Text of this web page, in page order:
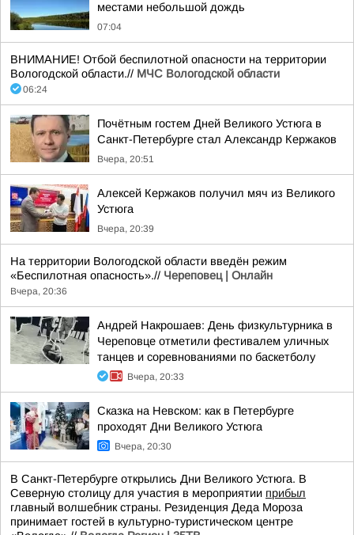
местами небольшой дождь
07:04
ВНИМАНИЕ! Отбой беспилотной опасности на территории
Вологодской области.// МЧС Вологодской области
06:24
Почётным гостем Дней Великого Устюга в
Санкт-Петербурге стал Александр Кержаков
Вчера, 20:51
Алексей Кержаков получил мяч из Великого
Устюга
Вчера, 20:39
На территории Вологодской области введён режим
«Беспилотная опасность».// Череповец | Онлайн
Вчера, 20:36
Андрей Накрошаев: День физкультурника в
Череповце отметили фестивалем уличных
танцев и соревнованиями по баскетболу
Вчера, 20:33
Сказка на Невском: как в Петербурге
проходят Дни Великого Устюга
Вчера, 20:30
В Санкт-Петербурге открылись Дни Великого Устюга. В
Северную столицу для участия в мероприятии прибыл
главный волшебник страны. Резиденция Деда Мороза
принимает гостей в культурно-туристическом центре